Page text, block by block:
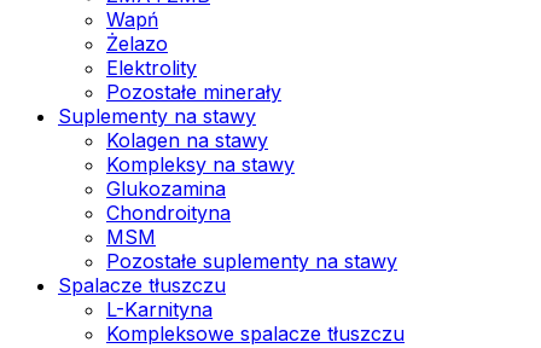
Wapń
Żelazo
Elektrolity
Pozostałe minerały
Suplementy na stawy
Kolagen na stawy
Kompleksy na stawy
Glukozamina
Chondroityna
MSM
Pozostałe suplementy na stawy
Spalacze tłuszczu
L-Karnityna
Kompleksowe spalacze tłuszczu